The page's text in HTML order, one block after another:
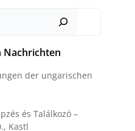
Nachrichten
der ungarischen
és Találkozó –
Kastl